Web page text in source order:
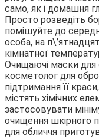
само, як і домашня
Просто розведіть
помішуйте до
особа, на
кімнатної
Очищаючі маски для
косметолог для
підтримання її
містять хімічних
застосовувати
очищення шкірного
для обличчя